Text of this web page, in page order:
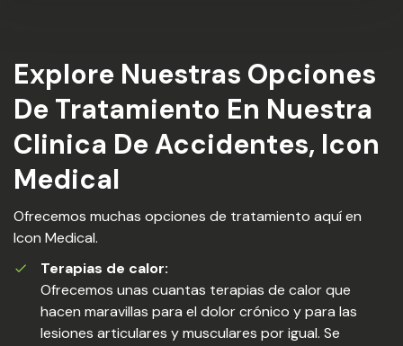
Explore Nuestras Opciones
De Tratamiento En Nuestra
Clinica De Accidentes, Icon
Medical
Ofrecemos muchas opciones de tratamiento aquí en
Icon Medical.
Terapias de calor:
Ofrecemos unas cuantas terapias de calor que
hacen maravillas para el dolor crónico y para las
lesiones articulares y musculares por igual. Se